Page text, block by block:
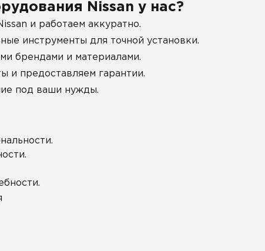
Nissan у нас?
и работаем аккуратно.
инструменты для точной установки.
брендами и материалами.
и предоставляем гарантии.
под ваши нужды.